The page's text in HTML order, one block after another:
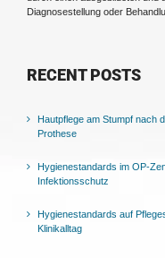
Diagnosestellung oder
RECENT POSTS
Hautpflege am Stumpf nach
Prothese
Hygienestandards im OP-
Infektionsschutz
Hygienestandards auf
Klinikalltag